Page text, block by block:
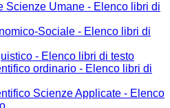
Scienze Umane - Elenco libri di
Sociale - Elenco libri di
- Elenco libri di testo
ordinario - Elenco libri di
Scienze Applicate - Elenco